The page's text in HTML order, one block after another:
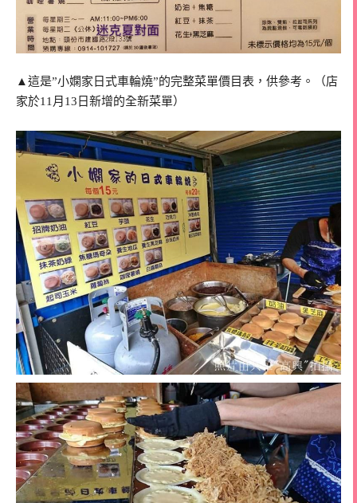
▲這是”小嫻家日式車輪燒”的完整菜單價目表，供參考。（店
家於11月13日新增的全新菜單）